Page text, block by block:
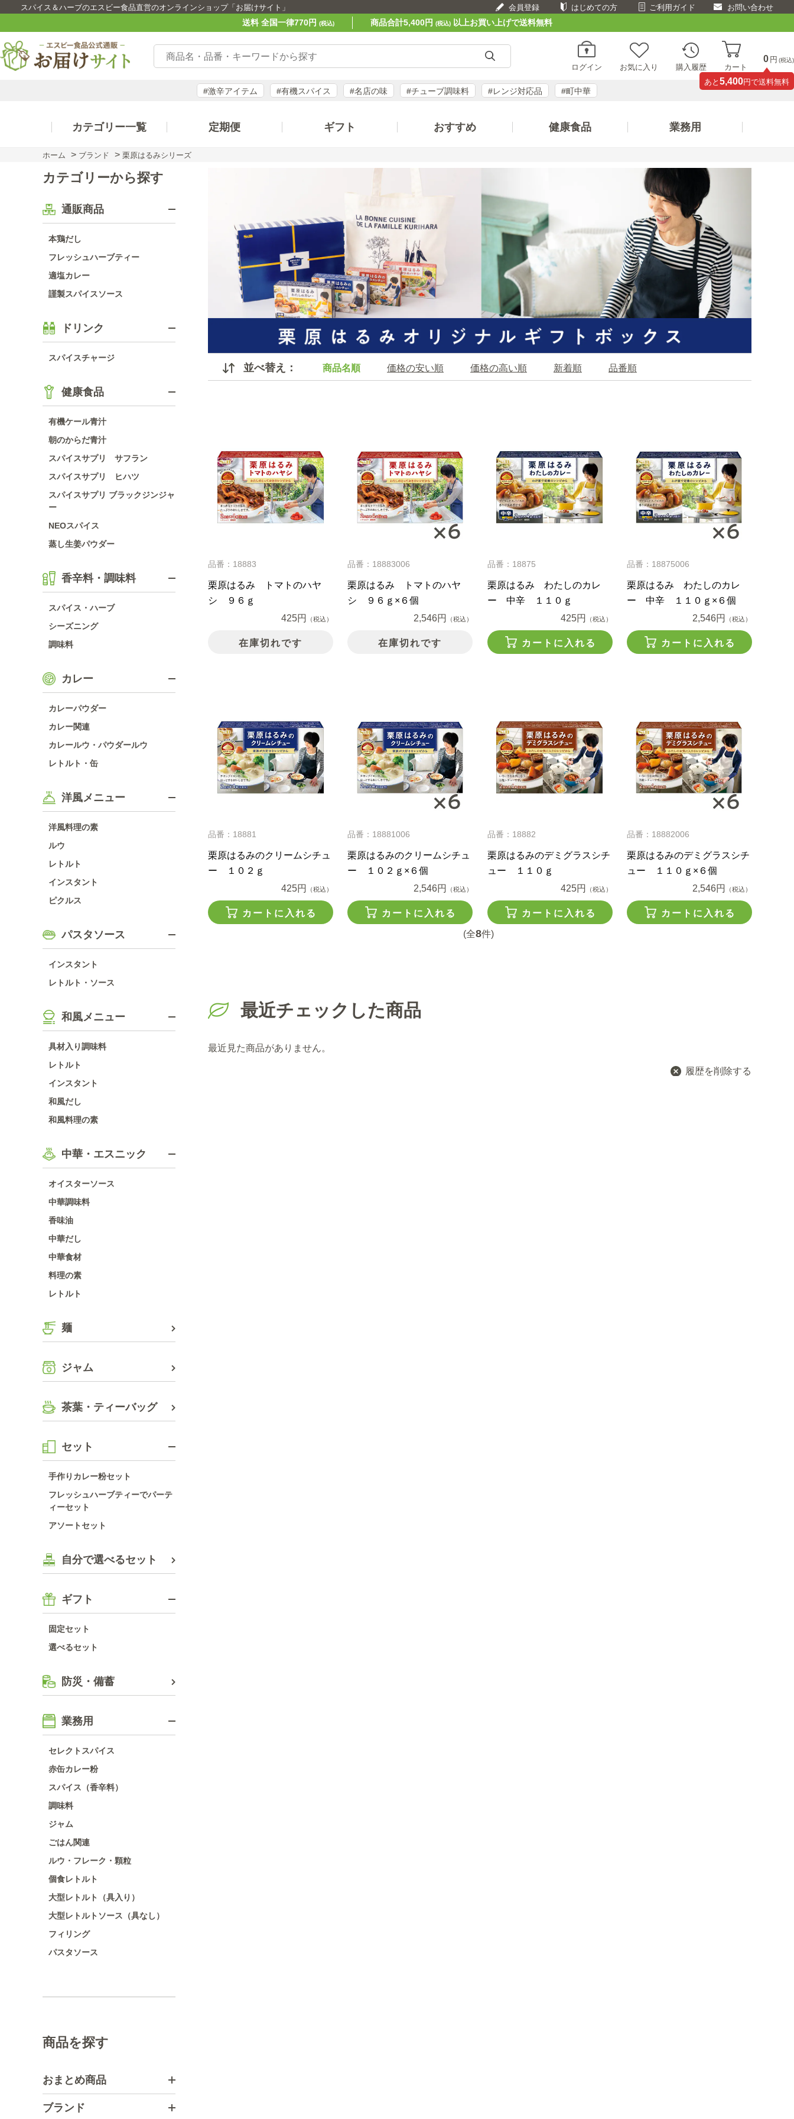
スパイス＆ハーブのエスビー食品直営のオンラインショップ「お届けサイト」 会員登録 はじめての方 ご利用ガイド お問い合わせ
送料 全国一律770円 (税込) 商品合計5,400円 (税込)以上お買い上げで送料無料
ログイン お気に入り 購入履歴 カート
0 円 (税込)
あと 5,400円で送料無料
#激辛アイテム #有機スパイス #名店の味 #チューブ調味料 #レンジ対応品 #町中華
カテゴリー一覧 定期便 ギフト おすすめ 健康食品 業務用
ホーム > ブランド > 栗原はるみシリーズ
カテゴリーから探す
通販商品
本鶏だし
フレッシュハーブティー
適塩カレー
謹製スパイスソース
ドリンク
スパイスチャージ
健康食品
有機ケール青汁
朝のからだ青汁
スパイスサプリ サフラン
スパイスサプリ ヒハツ
スパイスサプリ ブラックジンジャ
ー
NEOスパイス
蒸し生姜パウダー
香辛料・調味料
スパイス・ハーブ
シーズニング
調味料
カレー
カレーパウダー
カレー関連
カレールウ・パウダールウ
レトルト・缶
洋風メニュー
洋風料理の素
ルウ
レトルト
インスタント
ピクルス
パスタソース
インスタント
レトルト・ソース
和風メニュー
具材入り調味料
レトルト
インスタント
和風だし
和風料理の素
中華・エスニック
オイスターソース
中華調味料
香味油
中華だし
中華食材
料理の素
レトルト
麺
ジャム
茶葉・ティーバッグ
セット
手作りカレー粉セット
フレッシュハーブティーでパーテ
ィーセット
アソートセット
自分で選べるセット
ギフト
固定セット
選べるセット
防災・備蓄
業務用
セレクトスパイス
赤缶カレー粉
スパイス（香辛料）
調味料
ジャム
ごはん関連
ルウ・フレーク・顆粒
個食レトルト
大型レトルト（具入り）
大型レトルトソース（具なし）
フィリング
パスタソース
商品を探す
おまとめ商品
ブランド
並べ替え： 商品名順 価格の安い順 価格の高い順 新着順 品番順
品番：18883
栗原はるみ トマトのハヤ
シ ９６ｇ
425円
（税込）
在庫切れです
品番：18883006
栗原はるみ トマトのハヤ
シ ９６ｇ×６個
2,546円
（税込）
在庫切れです
品番：18875
栗原はるみ わたしのカレ
ー 中辛 １１０ｇ
425円
（税込）
カートに入れる
品番：18875006
栗原はるみ わたしのカレ
ー 中辛 １１０ｇ×６個
2,546円
（税込）
カートに入れる
品番：18881
栗原はるみのクリームシチュ
ー １０２ｇ
425円
（税込）
カートに入れる
品番：18881006
栗原はるみのクリームシチュ
ー １０２ｇ×６個
2,546円
（税込）
カートに入れる
品番：18882
栗原はるみのデミグラスシチ
ュー １１０ｇ
425円
（税込）
カートに入れる
品番：18882006
栗原はるみのデミグラスシチ
ュー １１０ｇ×６個
2,546円
（税込）
カートに入れる
(全8件)
最近チェックした商品
最近見た商品がありません。
履歴を削除する